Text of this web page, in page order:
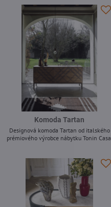
Komoda Tartan
Designová komoda Tartan od italského
prémiového výrobce nábytku Tonin Casa.